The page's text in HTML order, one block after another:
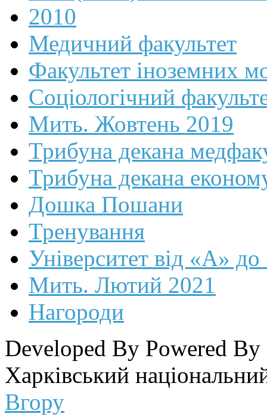
2010
Медичний факультет
Факультет іноземних
Соціологічний
Мить. Жовтень 2019
Трибуна декана
Трибуна декана
Дошка Пошани
Тренування
Університет від «А»
Мить. Лютий 2021
Нагороди
Developed By Powered By
Харківський
Вгору